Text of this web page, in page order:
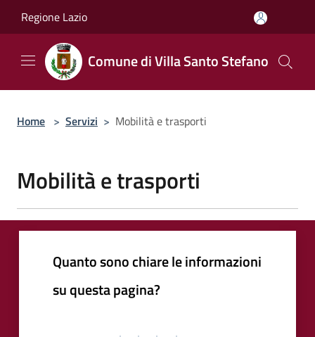
Regione Lazio
Comune di Villa Santo Stefano
Home > Servizi > Mobilità e trasporti
Mobilità e trasporti
Quanto sono chiare le informazioni
su questa pagina?